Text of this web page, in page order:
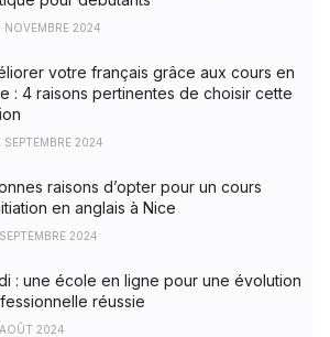
NOVEMBRE 2024
votre français grâce aux cours en
: 4 raisons pertinentes de choisir cette
SEPTEMBRE 2024
raisons d’opter pour un cours
en anglais à Nice
2024
: une école en ligne pour une évolution
réussie
2024